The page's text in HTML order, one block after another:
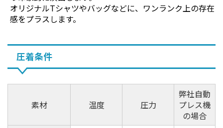
オリジナルTシャツやバッグなどに、ワンランク上の存在
感をプラスします。
圧着条件
素材 温度 圧力
弊社自動
プレス機
の場合